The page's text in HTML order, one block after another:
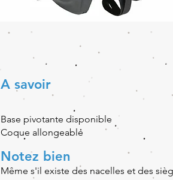
A savoir
Base pivotante disponible
Coque allongeable
Notez bien
Même s'il existe des nacelles et des